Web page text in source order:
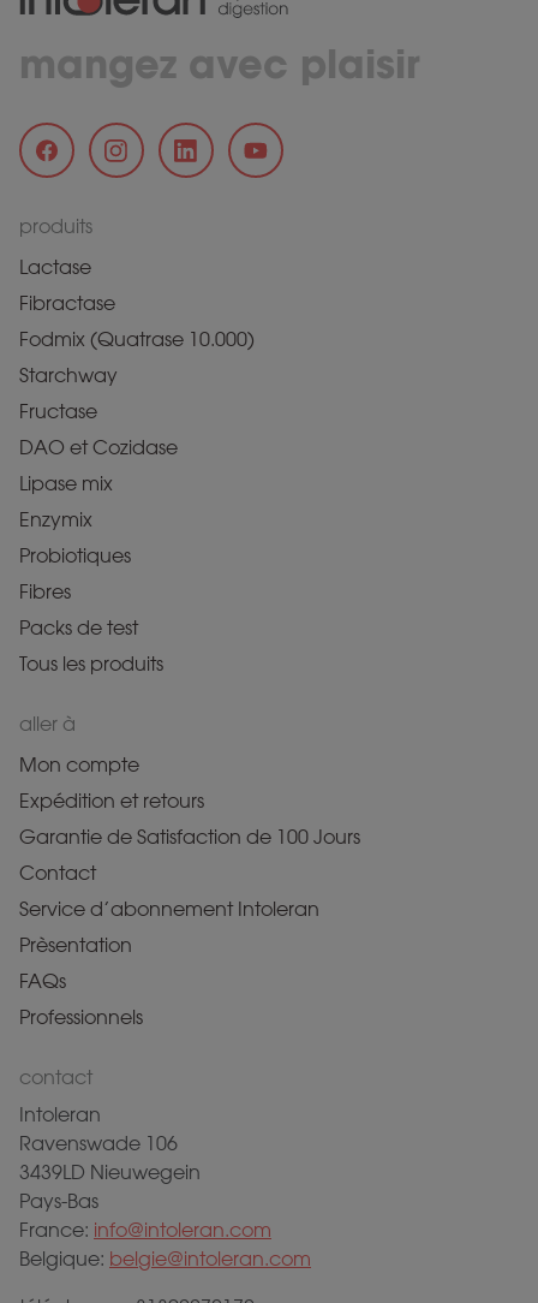
mangez avec plaisir
produits
Lactase
Fibractase
Fodmix (Quatrase 10.000)
Starchway
Fructase
DAO et Cozidase
Lipase mix
Enzymix
Probiotiques
Fibres
Packs de test
Tous les produits
aller à
Mon compte
Expédition et retours
Garantie de Satisfaction de 100 Jours
Contact
Service d’abonnement Intoleran
Prèsentation
FAQs
Professionnels
contact
Intoleran
Ravenswade 106
3439LD Nieuwegein
Pays-Bas
France: info@intoleran.com
Belgique: belgie@intoleran.com